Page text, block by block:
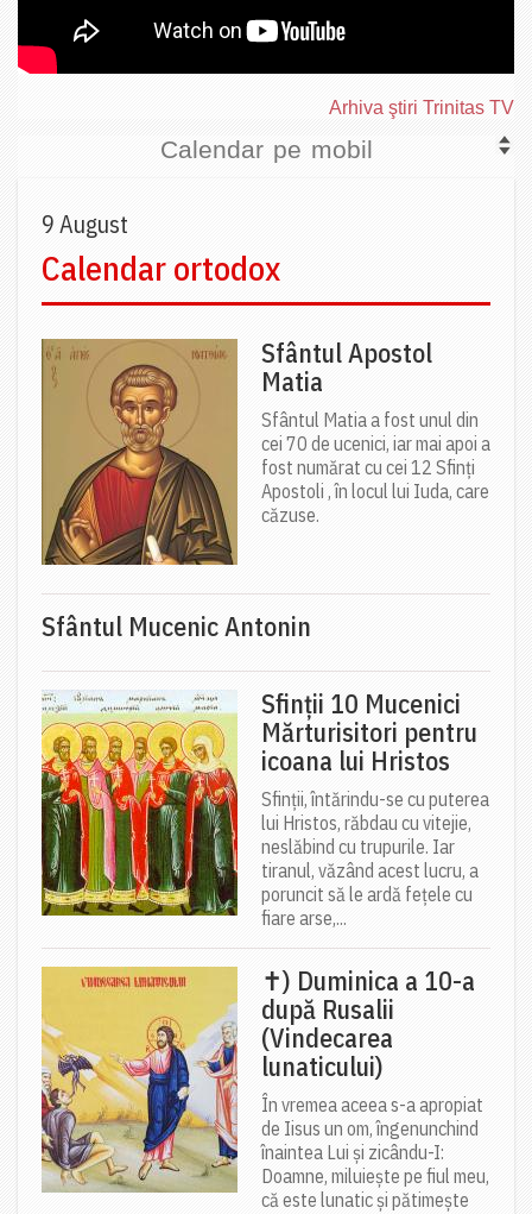
Arhiva ştiri Trinitas TV
Calendar pe mobil
9 August
Calendar ortodox
Sfântul Apostol
Matia
Sfântul Matia a fost unul din
cei 70 de ucenici, iar mai apoi a
fost numărat cu cei 12 Sfinți
Apostoli , în locul lui Iuda, care
căzuse.
Sfântul Mucenic Antonin
Sfinții 10 Mucenici
Mărturisitori pentru
icoana lui Hristos
Sfinții, întărindu-se cu puterea
lui Hristos, răbdau cu vitejie,
neslăbind cu trupurile. Iar
tiranul, văzând acest lucru, a
poruncit să le ardă fețele cu
fiare arse,...
✝) Duminica a 10-a
după Rusalii
(Vindecarea
lunaticului)
În vremea aceea s-a apropiat
de Iisus un om, îngenunchind
înaintea Lui și zicându-I:
Doamne, miluiește pe fiul meu,
că este lunatic și pătimește